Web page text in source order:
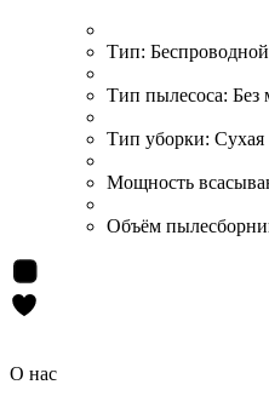
Тип:
Тип пылесоса: Без
Тип уборки: Сухая
Мощность
Объём
О нас